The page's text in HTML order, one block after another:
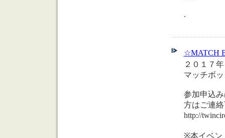
.
☆MATCH
２０１７
マッチボ
参加申込
方はご連
http://
※本イベン